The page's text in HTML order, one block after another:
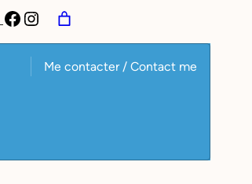
Facebook
Instagram
Me contacter / Contact me